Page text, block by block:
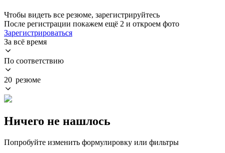
Чтобы видеть все резюме, зарегистрируйтесь
После регистрации покажем ещё 2 и откроем фото
Зарегистрироваться
За всё время
По соответствию
20 резюме
Ничего не нашлось
Попробуйте изменить формулировку или фильтры